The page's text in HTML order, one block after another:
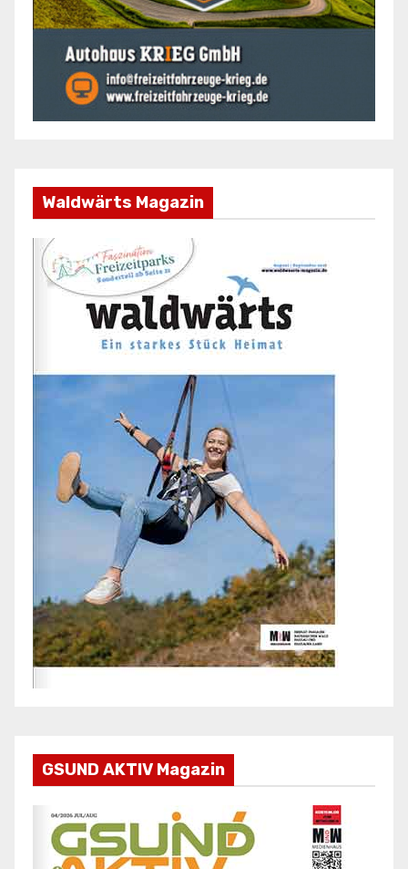
Waldwärts Magazin
GSUND AKTIV Magazin